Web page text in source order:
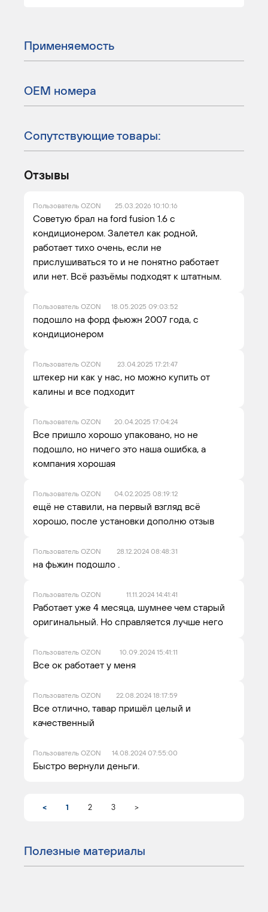
Применяемость
ОЕМ номера
Сопутствующие товары:
Отзывы
Пользователь OZON 25.03.2026 10:10:16
Советую брал на ford fusion 1.6 с
кондиционером. Залетел как родной,
работает тихо очень, если не
прислушиваться то и не понятно работает
или нет. Всё разъёмы подходят к штатным.
Пользователь OZON 18.05.2025 09:03:52
подошло на форд фьюжн 2007 года, с
кондиционером
Пользователь OZON 23.04.2025 17:21:47
штекер ни как у нас, но можно купить от
калины и все подходит
Пользователь OZON 20.04.2025 17:04:24
Все пришло хорошо упаковано, но не
подошло, но ничего это наша ошибка, а
компания хорошая
Пользователь OZON 04.02.2025 08:19:12
ещё не ставили, на первый взгляд всё
хорошо, после установки дополню отзыв
Пользователь OZON 28.12.2024 08:48:31
на фьжин подошло .
Пользователь OZON 11.11.2024 14:41:41
Работает уже 4 месяца, шумнее чем старый
оригинальный. Но справляется лучше него
Пользователь OZON 10.09.2024 15:41:11
Все ок работает у меня
Пользователь OZON 22.08.2024 18:17:59
Все отлично, тавар пришёл целый и
качественный
Пользователь OZON 14.08.2024 07:55:00
Быстро вернули деньги.
< 1 2 3 >
Полезные материалы